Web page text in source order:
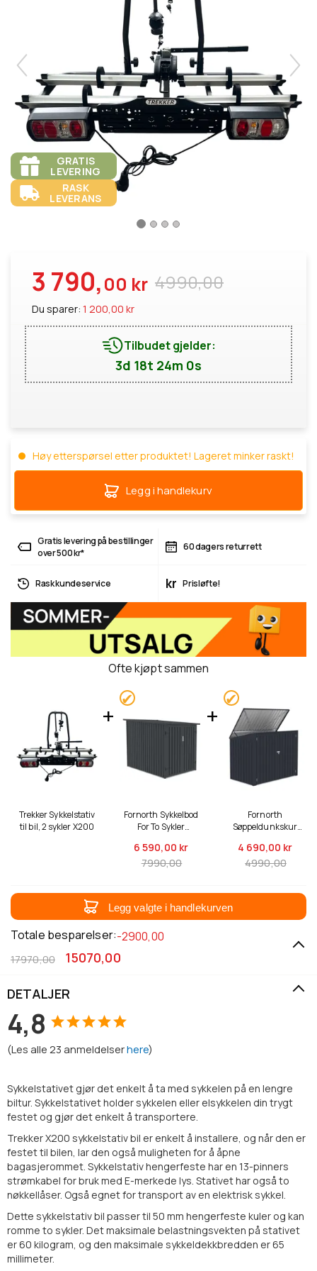
GRATIS
LEVERING
RASK
LEVERANS
4990,00
3 790,00 kr
Du sparer: 1 200,00 kr
Tilbudet gjelder:
3d 18t 24m 0s
Høy etterspørsel etter produktet! Lageret minker raskt!
Legg i handlekurv
Gratis levering på bestillinger
over 500 kr*
60 dagers returrett
Rask kundeservice kr Prisløfte!
Ofte kjøpt sammen
Trekker Sykkelstativ
til bil, 2 sykler X200
Fornorth Sykkelbod
For To Sykler
Mørkegrå
6 590,00 kr
7990,00
Fornorth
Søppeldunkskur
Mørkegrå
4 690,00 kr
4990,00
Legg valgte i handlekurven
Totale besparelser:-2900,00
15070,00
17970,00
DETALJER
4,8
(Les alle23anmeldelserhere)
Sykkelstativet gjør det enkelt å ta med sykkelen på en lengre
biltur. Sykkelstativet holder sykkelen eller elsykkelen din trygt
festet og gjør det enkelt å transportere.
Trekker X200 sykkelstativ bil er enkelt å installere, og når den er
festet til bilen, lar den også muligheten for å åpne
bagasjerommet. Sykkelstativ hengerfeste har en 13-pinners
strømkabel for bruk med E-merkede lys. Stativet har også to
nøkkellåser. Også egnet for transport av en elektrisk sykkel.
Dette sykkelstativ bil passer til 50 mm hengerfeste kuler og kan
romme to sykler. Det maksimale belastningsvekten på stativet
er 60 kilogram, og den maksimale sykkeldekkbredden er 65
millimeter.